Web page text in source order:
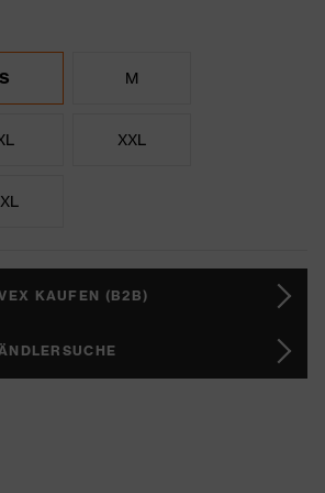
S M
XXL
KAUFEN (B2B)